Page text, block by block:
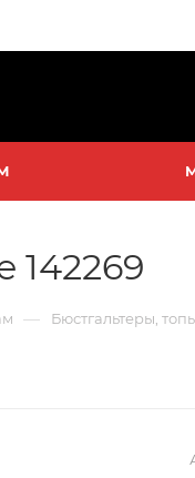
142269
— Бюстгальтеры,